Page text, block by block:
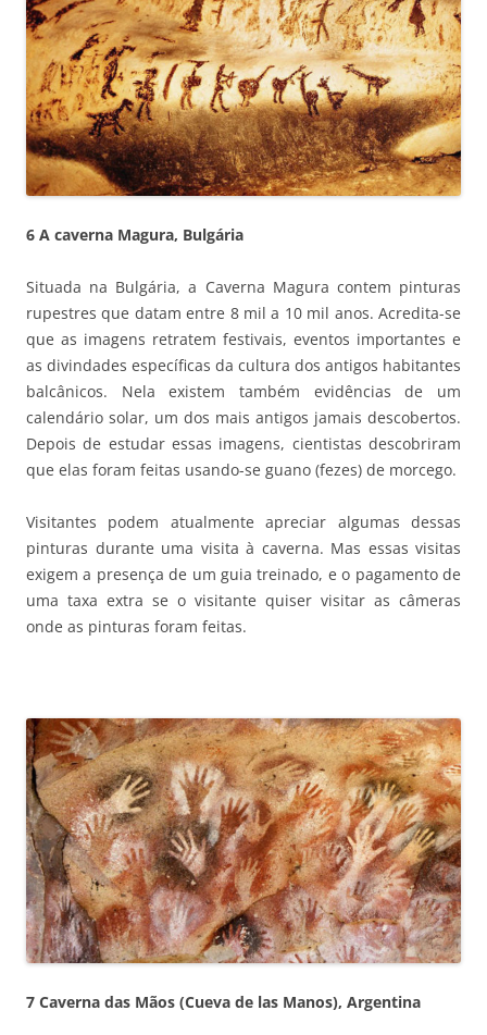
6 A caverna Magura, Bulgária
Situada na Bulgária, a Caverna Magura contem pinturas
rupestres que datam entre 8 mil a 10 mil anos. Acredita-se
que as imagens retratem festivais, eventos importantes e
as divindades específicas da cultura dos antigos habitantes
balcânicos. Nela existem também evidências de um
calendário solar, um dos mais antigos jamais descobertos.
Depois de estudar essas imagens, cientistas descobriram
que elas foram feitas usando-se guano (fezes) de morcego.
Visitantes podem atualmente apreciar algumas dessas
pinturas durante uma visita à caverna. Mas essas visitas
exigem a presença de um guia treinado, e o pagamento de
uma taxa extra se o visitante quiser visitar as câmeras
onde as pinturas foram feitas.
7 Caverna das Mãos (Cueva de las Manos), Argentina